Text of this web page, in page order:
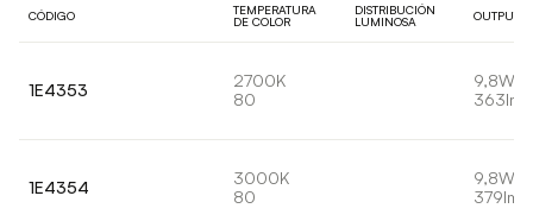
CÓDIGO
TEMPERATURA
DE COLOR
DISTRIBUCIÓN
LUMINOSA
OUTPUT
1E4353
2700K
80
9,8W
363lm
1E4354
3000K
80
9,8W
379lm